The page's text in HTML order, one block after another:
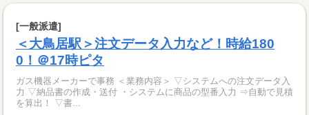
[一般派遣]
＜大鳥居駅＞注文データ入力など！時給180
0！＠17時ピタ
ガス機器メーカーで事務 ＜業務内容＞ ▽システムへの注文データ入
力 ▽納品書の作成・送付 ・システムに商品の型番入力 ⇒自動で見積
を算出！ ▽書...